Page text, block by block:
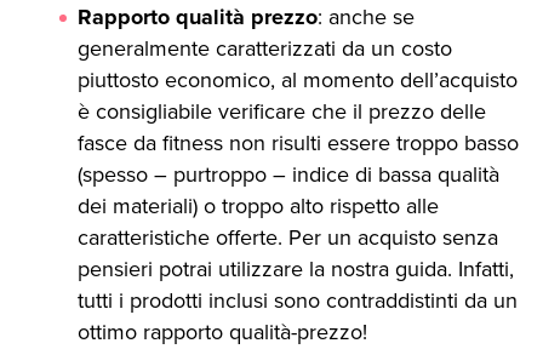
Rapporto qualità prezzo: anche se
generalmente caratterizzati da un costo
piuttosto economico, al momento dell’acquisto
è consigliabile verificare che il prezzo delle
fasce da fitness non risulti essere troppo basso
(spesso – purtroppo – indice di bassa qualità
dei materiali) o troppo alto rispetto alle
caratteristiche offerte. Per un acquisto senza
pensieri potrai utilizzare la nostra guida. Infatti,
tutti i prodotti inclusi sono contraddistinti da un
ottimo rapporto qualità-prezzo!